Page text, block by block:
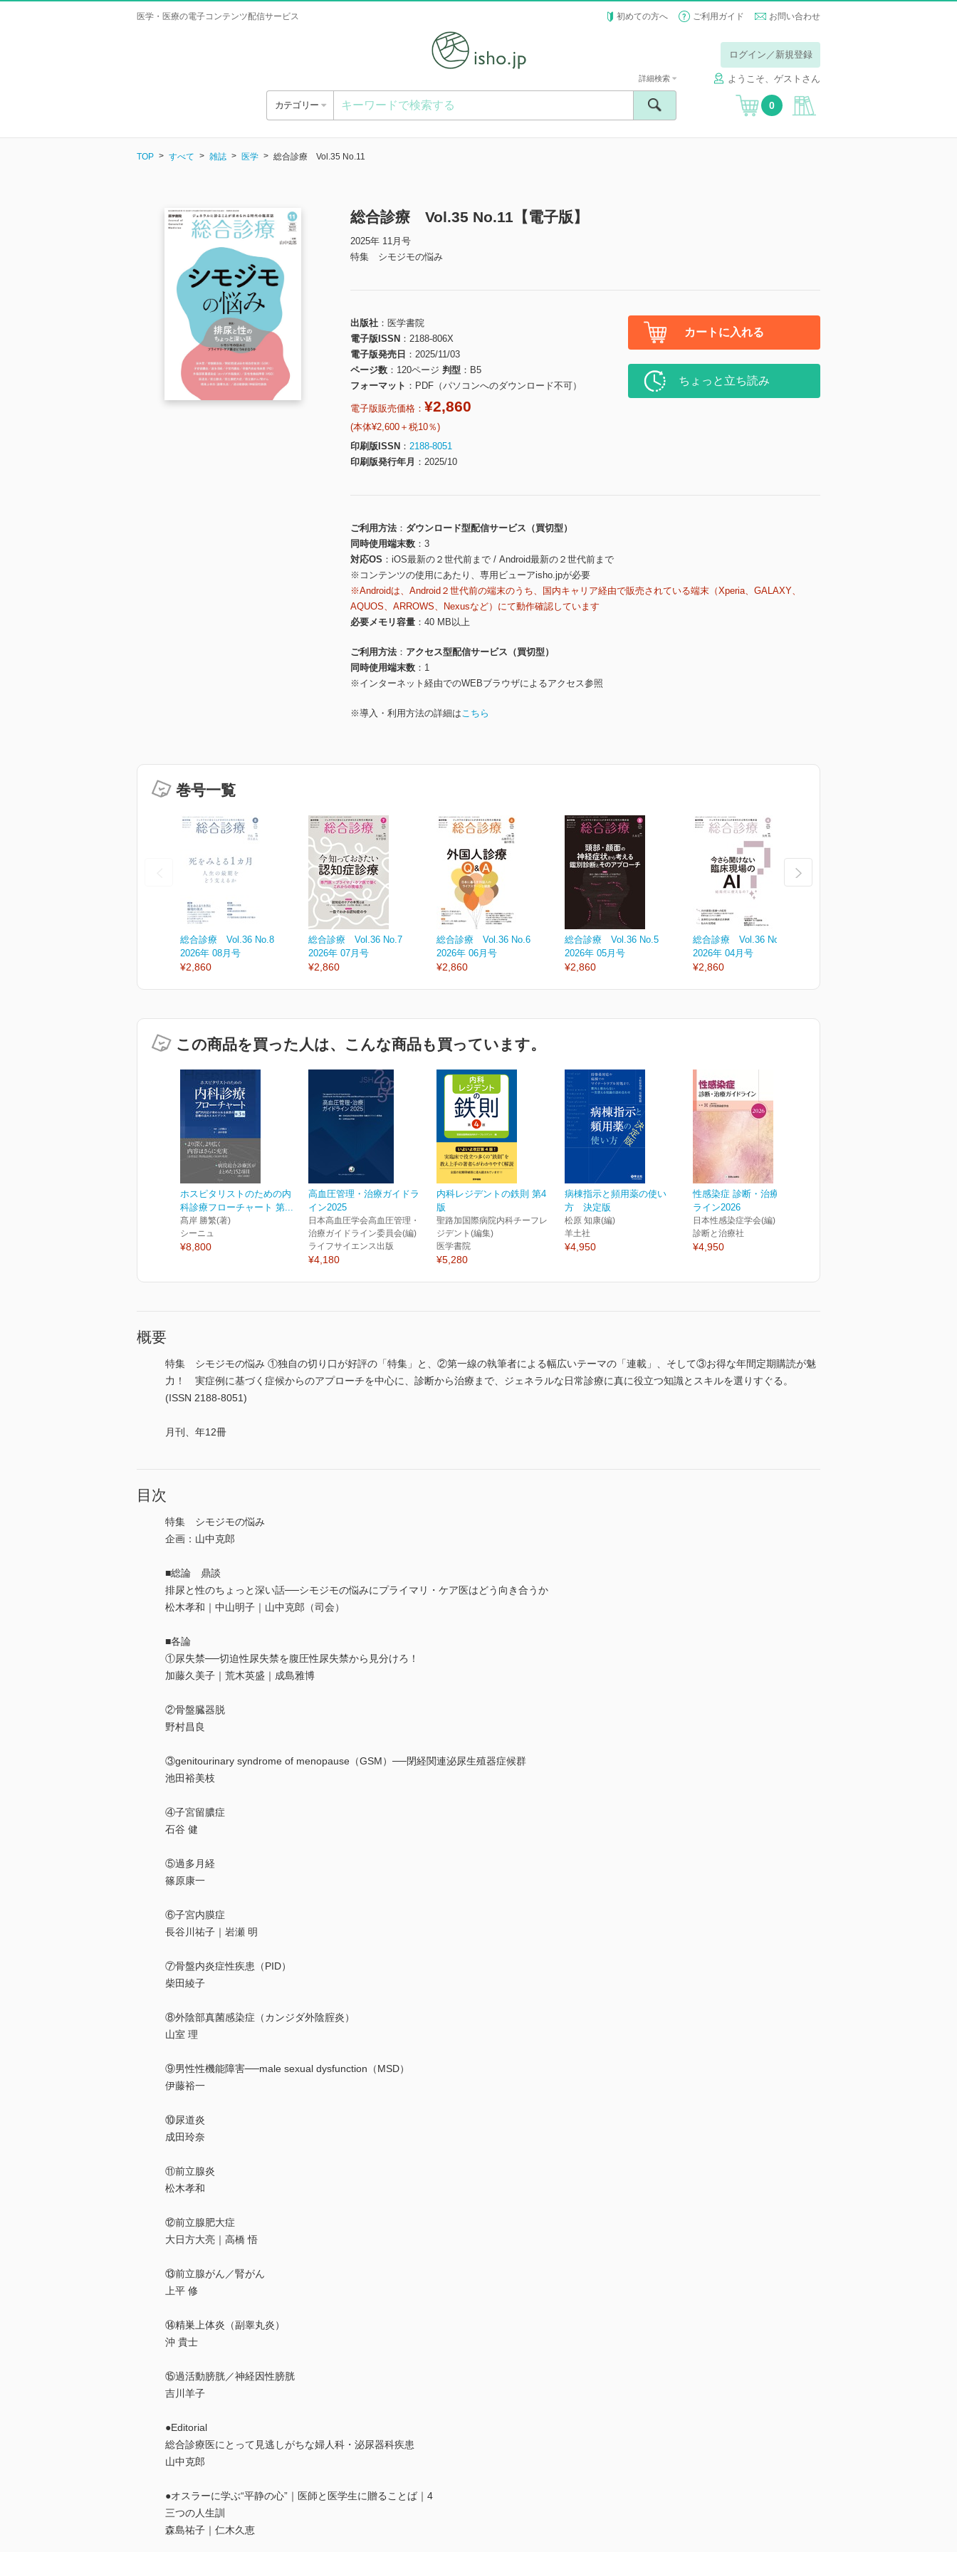
医学・医療の電子コンテンツ配信サービス 初めての方へ ご利用ガイド お問い合わせ
ログイン／新規登録
ようこそ、ゲストさん
カテゴリー
詳細検索
0
TOP すべて 雑誌 医学 総合診療 Vol.35 No.11
総合診療 Vol.35 No.11【電子版】
2025年 11月号
特集 シモジモの悩み
出版社
医学書院
電子版ISSN
2188-806X
電子版発売日
2025/11/03
ページ数
120ページ 判型
B5
フォーマット
PDF（パソコンへのダウンロード不可）
電子版販売価格： ¥2,860
(本体¥2,600＋税10％)
印刷版ISSN
2188-8051
印刷版発行年月
2025/10
カートに入れる
ちょっと立ち読み
ご利用方法
ダウンロード型配信サービス（買切型）
同時使用端末数
3
対応OS
iOS最新の２世代前まで / Android最新の２世代前まで
※コンテンツの使用にあたり、専用ビューアisho.jpが必要
※Androidは、Android２世代前の端末のうち、国内キャリア経由で販売されている端末（Xperia、GALAXY、
AQUOS、ARROWS、Nexusなど）にて動作確認しています
必要メモリ容量
40 MB以上
ご利用方法
アクセス型配信サービス（買切型）
同時使用端末数
1
※インターネット経由でのWEBブラウザによるアクセス参照
※導入・利用方法の詳細はこちら
巻号一覧
総合診療 Vol.36 No.8
2026年 08月号
¥2,860
総合診療 Vol.36 No.7
2026年 07月号
¥2,860
総合診療 Vol.36 No.6
2026年 06月号
¥2,860
総合診療 Vol.36 No.5
2026年 05月号
¥2,860
総合診療 Vol.36 No.4
2026年 04月号
¥2,860
この商品を買った人は、こんな商品も買っています。
ホスピタリストのための内
科診療フローチャート 第...
髙岸 勝繁(著)
シーニュ
¥8,800
高血圧管理・治療ガイドラ
イン2025
日本高血圧学会高血圧管理・
治療ガイドライン委員会(編)
ライフサイエンス出版
¥4,180
内科レジデントの鉄則 第4
版
聖路加国際病院内科チーフレ
ジデント(編集)
医学書院
¥5,280
病棟指示と頻用薬の使い
方 決定版
松原 知康(編)
羊土社
¥4,950
性感染症 診断・治療ガイド
ライン2026
日本性感染症学会(編)
診断と治療社
¥4,950
概要
特集 シモジモの悩み ①独自の切り口が好評の「特集」と、②第一線の執筆者による幅広いテーマの「連載」、そして③お得な年間定期購読が魅
力！ 実症例に基づく症候からのアプローチを中心に、診断から治療まで、ジェネラルな日常診療に真に役立つ知識とスキルを選りすぐる。
(ISSN 2188-8051)
月刊、年12冊
目次
特集 シモジモの悩み
企画：山中克郎
■総論 鼎談
排尿と性のちょっと深い話──シモジモの悩みにプライマリ・ケア医はどう向き合うか
松木孝和｜中山明子｜山中克郎（司会）
■各論
①尿失禁──切迫性尿失禁を腹圧性尿失禁から見分けろ！
加藤久美子｜荒木英盛｜成島雅博
②骨盤臓器脱
野村昌良
③genitourinary syndrome of menopause（GSM）──閉経関連泌尿生殖器症候群
池田裕美枝
④子宮留膿症
石谷 健
⑤過多月経
篠原康一
⑥子宮内膜症
長谷川祐子｜岩瀬 明
⑦骨盤内炎症性疾患（PID）
柴田綾子
⑧外陰部真菌感染症（カンジダ外陰腟炎）
山室 理
⑨男性性機能障害──male sexual dysfunction（MSD）
伊藤裕一
⑩尿道炎
成田玲奈
⑪前立腺炎
松木孝和
⑫前立腺肥大症
大日方大亮｜高橋 悟
⑬前立腺がん／腎がん
上平 修
⑭精巣上体炎（副睾丸炎）
沖 貴士
⑮過活動膀胱／神経因性膀胱
吉川羊子
●Editorial
総合診療医にとって見逃しがちな婦人科・泌尿器科疾患
山中克郎
●オスラーに学ぶ“平静の心”｜医師と医学生に贈ることば｜4
三つの人生訓
森島祐子｜仁木久恵